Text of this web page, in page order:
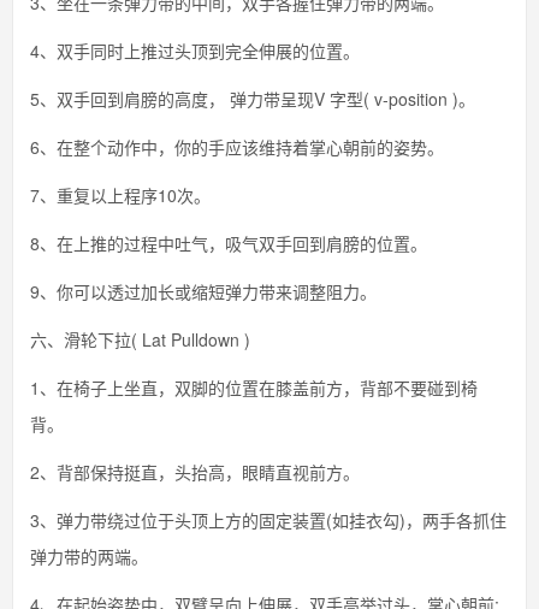
4、双手同时上推过头顶到完全伸展的位置。
5、双手回到肩膀的高度， 弹力带呈现V 字型( v-position )。
6、在整个动作中，你的手应该维持着掌心朝前的姿势。
7、重复以上程序10次。
8、在上推的过程中吐气，吸气双手回到肩膀的位置。
9、你可以透过加长或缩短弹力带来调整阻力。
六、滑轮下拉( Lat Pulldown )
1、在椅子上坐直，双脚的位置在膝盖前方，背部不要碰到椅
背。
2、背部保持挺直，头抬高，眼睛直视前方。
3、弹力带绕过位于头顶上方的固定装置(如挂衣勾)，两手各抓住
弹力带的两端。
4、在起始姿势中，双臂呈向上伸展，双手高举过头，掌心朝前;